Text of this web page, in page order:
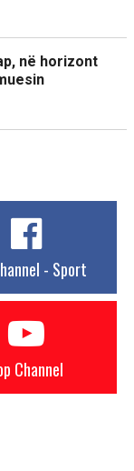
në horizont
- Sport
Channel